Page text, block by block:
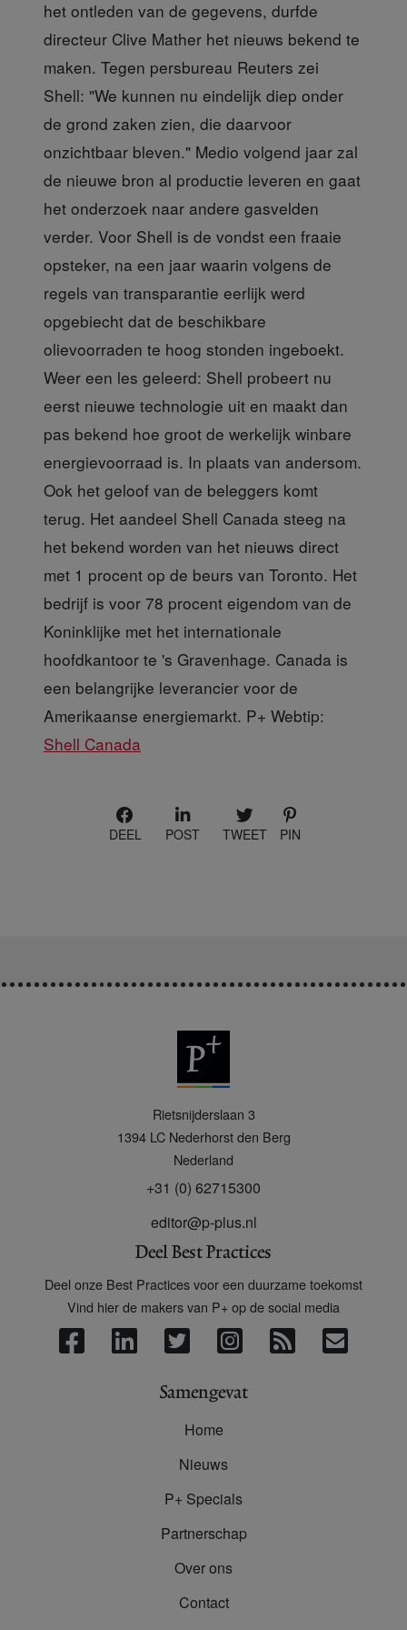
het ontleden van de gegevens, durfde
directeur Clive Mather het nieuws bekend te
maken. Tegen persbureau Reuters zei
Shell: "We kunnen nu eindelijk diep onder
de grond zaken zien, die daarvoor
onzichtbaar bleven." Medio volgend jaar zal
de nieuwe bron al productie leveren en gaat
het onderzoek naar andere gasvelden
verder. Voor Shell is de vondst een fraaie
opsteker, na een jaar waarin volgens de
regels van transparantie eerlijk werd
opgebiecht dat de beschikbare
olievoorraden te hoog stonden ingeboekt.
Weer een les geleerd: Shell probeert nu
eerst nieuwe technologie uit en maakt dan
pas bekend hoe groot de werkelijk winbare
energievoorraad is. In plaats van andersom.
Ook het geloof van de beleggers komt
terug. Het aandeel Shell Canada steeg na
het bekend worden van het nieuws direct
met 1 procent op de beurs van Toronto. Het
bedrijf is voor 78 procent eigendom van de
Koninklijke met het internationale
hoofdkantoor te 's Gravenhage. Canada is
een belangrijke leverancier voor de
Amerikaanse energiemarkt. P+ Webtip:
Shell Canada
DEEL POST TWEET PIN
Rietsnijderslaan 3
1394 LC Nederhorst den Berg
Nederland
+31 (0) 62715300
editor@p-plus.nl
Deel Best Practices
Deel onze Best Practices voor een duurzame toekomst
Vind hier de makers van P+ op de social media
Samengevat
Home
Nieuws
P+ Specials
Partnerschap
Over ons
Contact